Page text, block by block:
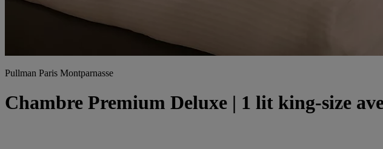
Pullman Paris Montparnasse
Chambre Premium Deluxe | 1 lit king-size